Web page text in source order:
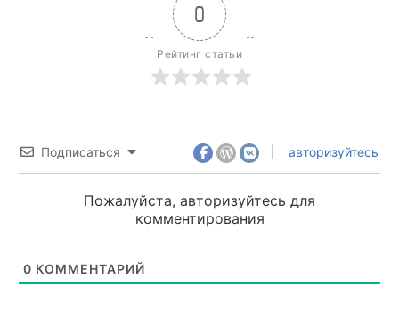
0
Рейтинг статьи
Подписаться авторизуйтесь
Пожалуйста, авторизуйтесь для
комментирования
0 КОММЕНТАРИЙ